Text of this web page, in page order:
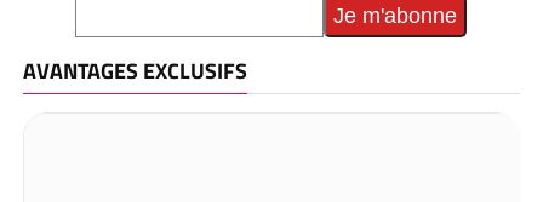
AVANTAGES EXCLUSIFS